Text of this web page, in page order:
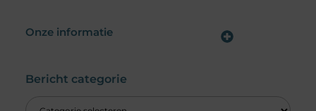
Onze informatie
Bericht categorie